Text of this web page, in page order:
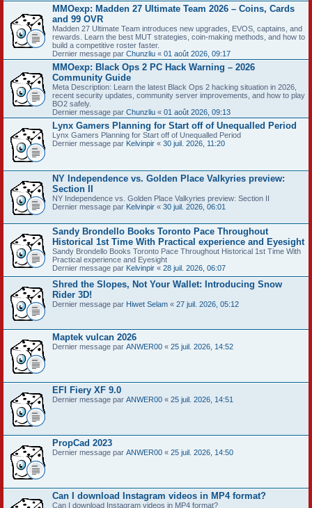
MMOexp: Madden 27 Ultimate Team 2026 – Coins, Cards
and 99 OVR
Madden 27 Ultimate Team introduces new upgrades, EVOS, captains, and
rewards. Learn the best MUT strategies, coin-making methods, and how to
build a competitive roster faster.
Dernier message par Chunzliu « 01 août 2026, 09:17
MMOexp: Black Ops 2 PC Hack Warning – 2026
Community Guide
Meta Description: Learn the latest Black Ops 2 hacking situation in 2026,
recent security updates, community server improvements, and how to play
BO2 safely.
Dernier message par Chunzliu « 01 août 2026, 09:13
Lynx Gamers Planning for Start off of Unequalled Period
Lynx Gamers Planning for Start off of Unequalled Period
Dernier message par Kelvinpir « 30 juil. 2026, 11:20
NY Independence vs. Golden Place Valkyries preview:
Section II
NY Independence vs. Golden Place Valkyries preview: Section II
Dernier message par Kelvinpir « 30 juil. 2026, 06:01
Sandy Brondello Books Toronto Pace Throughout
Historical 1st Time With Practical experience and Eyesight
Sandy Brondello Books Toronto Pace Throughout Historical 1st Time With
Practical experience and Eyesight
Dernier message par Kelvinpir « 28 juil. 2026, 06:07
Shred the Slopes, Not Your Wallet: Introducing Snow
Rider 3D!
Dernier message par Hiwet Selam « 27 juil. 2026, 05:12
Maptek vulcan 2026
Dernier message par ANWER00 « 25 juil. 2026, 14:52
EFI Fiery XF 9.0
Dernier message par ANWER00 « 25 juil. 2026, 14:51
PropCad 2023
Dernier message par ANWER00 « 25 juil. 2026, 14:50
Can I download Instagram videos in MP4 format?
Can I download Instagram videos in MP4 format?